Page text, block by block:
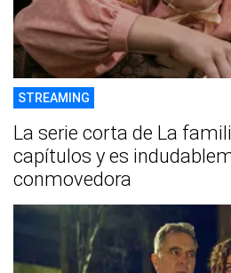
STREAMING
La serie corta de La
capítulos y es
conmovedora